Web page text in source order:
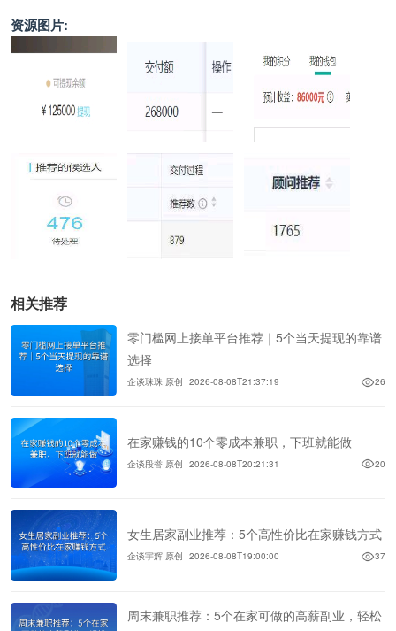
资源图片:
相关推荐
零门槛网上接单平台推荐｜5个当天提现的靠谱
选择
企谈珠珠 原创 2026-08-08T21:37:19 26
在家赚钱的10个零成本兼职，下班就能做
企谈段誉 原创 2026-08-08T20:21:31 20
女生居家副业推荐：5个高性价比在家赚钱方式
企谈宇辉 原创 2026-08-08T19:00:00 37
周末兼职推荐：5个在家可做的高薪副业，轻松